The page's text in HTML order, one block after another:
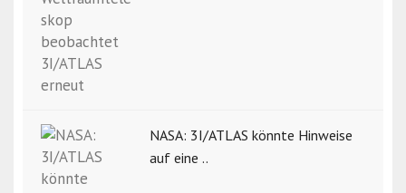
NASA: 3I/ATLAS könnte Hinweise
auf eine ..